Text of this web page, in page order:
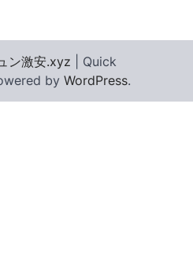
ン激安.xyz | Quick
by WordPress.